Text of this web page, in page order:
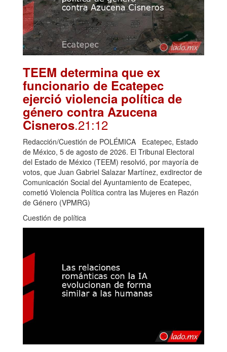
TEEM determina que ex
funcionario de Ecatepec
ejerció violencia política de
género contra Azucena
Cisneros.21:12
Redacción/Cuestión de POLÉMICA Ecatepec, Estado
de México, 5 de agosto de 2026. El Tribunal Electoral
del Estado de México (TEEM) resolvió, por mayoría de
votos, que Juan Gabriel Salazar Martínez, exdirector de
Comunicación Social del Ayuntamiento de Ecatepec,
cometió Violencia Política contra las Mujeres en Razón
de Género (VPMRG)
Cuestión de política